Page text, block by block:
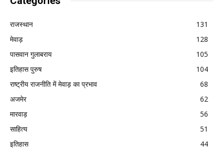
राजस्थान
131
मेवाड़
128
पासवान गुलाबराय
105
इतिहास पुरुष
104
राष्ट्रीय राजनीति में मेवाड़ का प्रभाव
68
अजमेर
62
मारवाड़
56
साहित्य
51
इतिहास
44